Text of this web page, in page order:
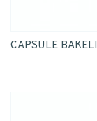
CAPSULE